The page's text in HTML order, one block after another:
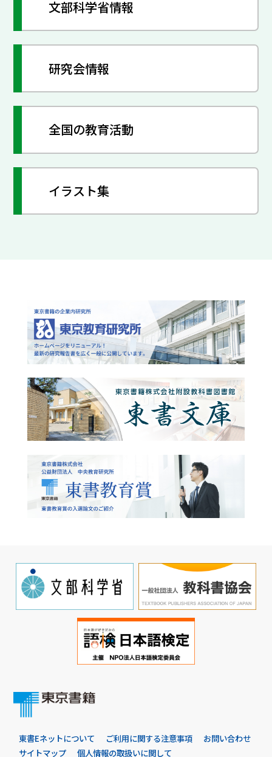
文部科学省情報
研究会情報
全国の教育活動
イラスト集
東書Eネットについて ご利用に関する注意事項
お問い合わせ
サイトマップ
個人情報の取扱いに関して